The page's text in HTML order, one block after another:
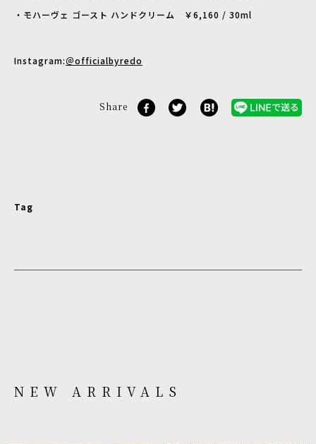
・モハーヴェ ゴースト ハンドクリーム ￥6,160 / 30ml
Instagram:＠officialbyredo
Share
Tag
NEW ARRIVALS